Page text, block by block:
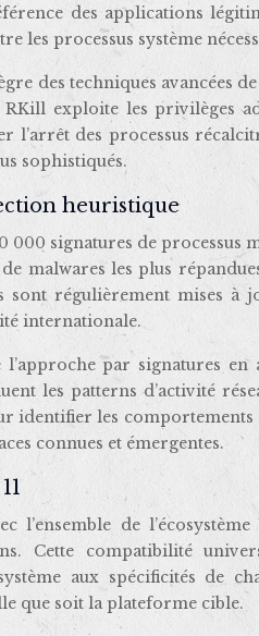
des applications
processus système
des techniques avancées
exploite les privilèges
des processus
sophistiqués.
heuristique
000 signatures de processus
malwares les plus
sont régulièrement mises
internationale.
par signatures
les patterns d’activité
identifier les comportements
connues et émergentes.
de
Cette compatibilité
aux spécificités de
que soit la plateforme cible.